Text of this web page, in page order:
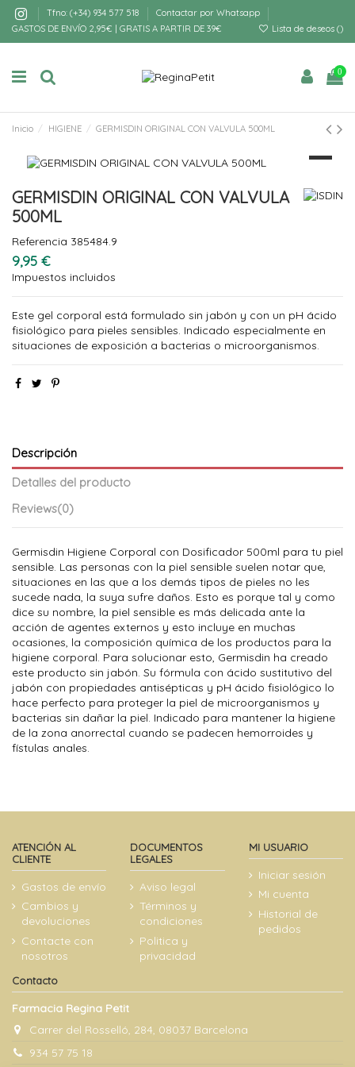
Tfno: (+34) 934 577 518
Contactar por Whatsapp
GASTOS DE ENVÍO 2,95€ | GRATIS A PARTIR DE 39€
Lista de deseos ()
0
Inicio HIGIENE GERMISDIN ORIGINAL CON VALVULA 500ML
GERMISDIN ORIGINAL CON VALVULA
500ML
Referencia 385484.9
9,95 €
Impuestos incluidos
Este gel corporal está formulado sin jabón y con un pH ácido
fisiológico para pieles sensibles. Indicado especialmente en
situaciones de exposición a bacterias o microorganismos.
Descripción
Detalles del producto
Reviews(0)
Germisdin Higiene Corporal con Dosificador 500ml para tu piel
sensible. Las personas con la piel sensible suelen notar que,
situaciones en las que a los demás tipos de pieles no les
sucede nada, la suya sufre daños. Esto es porque tal y como
dice su nombre, la piel sensible es más delicada ante la
acción de agentes externos y esto incluye en muchas
ocasiones, la composición química de los productos para la
higiene corporal. Para solucionar esto, Germisdin ha creado
este producto sin jabón. Su fórmula con ácido sustitutivo del
jabón con propiedades antisépticas y pH ácido fisiológico lo
hace perfecto para proteger la piel de microorganismos y
bacterias sin dañar la piel. Indicado para mantener la higiene
de la zona anorrectal cuando se padecen hemorroides y
fístulas anales.
ATENCIÓN AL
CLIENTE
Gastos de envío
Cambios y
devoluciones
Contacte con
nosotros
DOCUMENTOS
LEGALES
Aviso legal
Términos y
condiciones
Politica y
privacidad
MI USUARIO
Iniciar sesión
Mi cuenta
Historial de
pedidos
Contacto
Farmacia Regina Petit
Carrer del Rosselló, 284, 08037 Barcelona
934 57 75 18